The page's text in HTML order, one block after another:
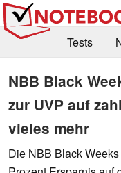
Tests
Benchmarks & Tech
Kaufberatung
Forum
NBB Black
zur UVP auf
vieles mehr
Die NBB Black